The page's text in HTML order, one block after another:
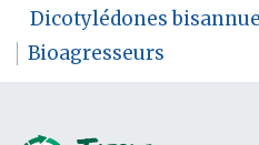
Dicotylédones
Bioagresseurs